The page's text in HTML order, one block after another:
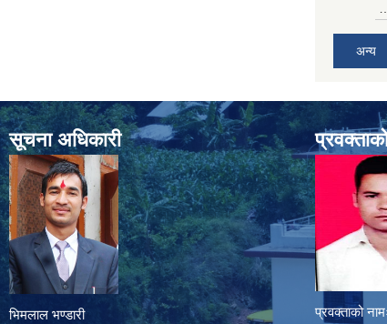
अन्य
सूचना अधिकारी
भिमलाल भण्डारी प्रवक्ताको